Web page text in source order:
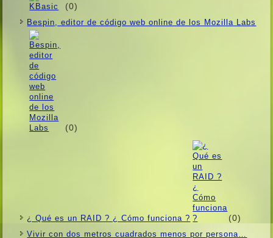
(0)
Bespin, editor de código web online de los Mozilla Labs
(0)
¿ Qué es un RAID ? ¿ Cómo funciona ? (0)
Vivir con dos metros cuadrados menos por persona…